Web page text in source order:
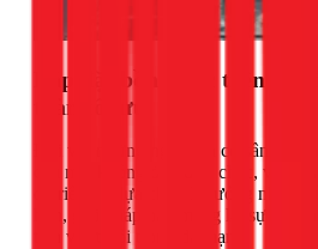
Lắp đặt bồn nước trên trụ
toàn tối ưu
Đối với những ngôi nhà có sân
cấu mái không đủ vững chắc, việc
đỡ riêng là lựa chọn lý tưởng nhất.
hơn, giải pháp này mang lại sự an
tiện vượt trội trong dài hạn.